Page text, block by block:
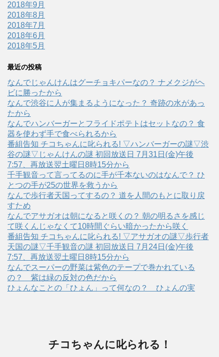
2018年9月
2018年8月
2018年7月
2018年6月
2018年5月
最近の投稿
なんでじゃんけんはグーチョキパーなの？ ナメクジがヘ
ビに勝ったから
なんで渋谷に人が集まるようになった？ 奇跡の水があっ
たから
なんでハンバーガーとフライドポテトはセットなの？ 食
器を使わず手で食べられるから
番組告知 チコちゃんに叱られる! ▽ハンバーガーの謎▽渋
谷の謎▽じゃんけんの謎 初回放送日 7月31日(金)午後
7:57、再放送翌土曜日8時15分から
千手観音って言ってるのに手が千本ないのはなんで？ ひ
とつの手が25の世界を救うから
なんで歩行者天国ってするの？ 道を人間のもとに取り戻
すため
なんでアサガオは朝になると咲くの？ 朝の明るさを感じ
て咲くんじゃなくて10時間ぐらい暗かったから咲く
番組告知 チコちゃんに叱られる! ▽アサガオの謎▽歩行者
天国の謎▽千手観音の謎 初回放送日 7月24日(金)午後
7:57、再放送翌土曜日8時15分から
なんでスーパーの野菜は紫色のテープで巻かれている
の？ 紫は緑の反対の色だから
ひょんなことの「ひょん」って何なの？ ひょんの実
チコちゃんに叱られる！